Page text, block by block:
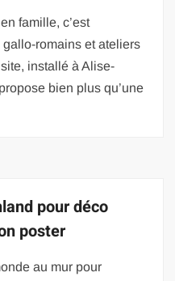
famille, c’est
romains et ateliers
installé à Alise-
bien plus qu’une
pour déco
poster
au mur pour